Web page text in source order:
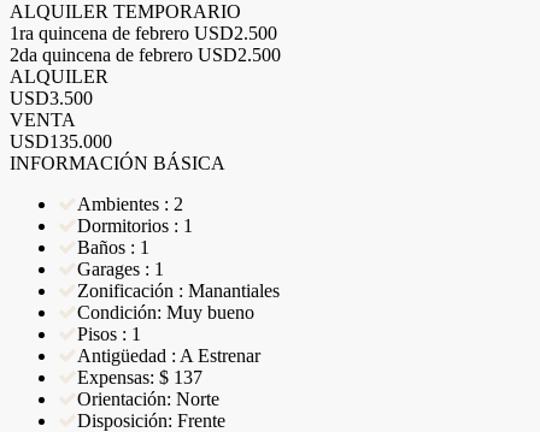
ALQUILER TEMPORARIO
1ra quincena de febrero USD2.500
2da quincena de febrero USD2.500
ALQUILER
USD3.500
VENTA
USD135.000
INFORMACIÓN BÁSICA
Ambientes : 2
Dormitorios : 1
Baños : 1
Garages : 1
Zonificación : Manantiales
Condición: Muy bueno
Pisos : 1
Antigüedad : A Estrenar
Expensas: $ 137
Orientación: Norte
Disposición: Frente